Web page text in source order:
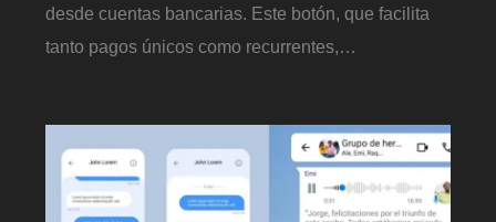
desde cuentas bancarias. Este botón, que facilita
tanto pagos únicos como recurrentes,…